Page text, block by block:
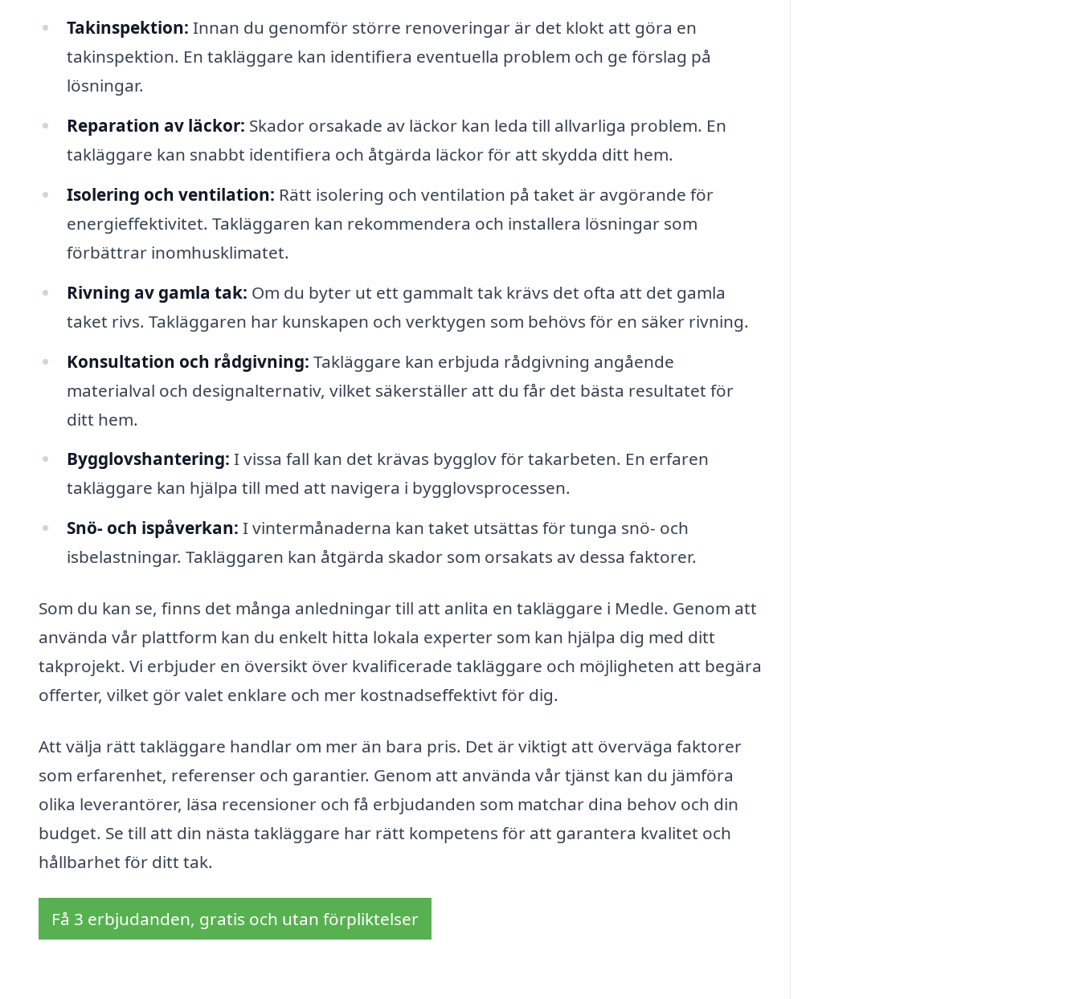
Takinspektion: Innan du genomför större renoveringar är det klokt att göra en
takinspektion. En takläggare kan identifiera eventuella problem och ge förslag på
lösningar.
Reparation av läckor: Skador orsakade av läckor kan leda till allvarliga problem. En
takläggare kan snabbt identifiera och åtgärda läckor för att skydda ditt hem.
Isolering och ventilation: Rätt isolering och ventilation på taket är avgörande för
energieffektivitet. Takläggaren kan rekommendera och installera lösningar som
förbättrar inomhusklimatet.
Rivning av gamla tak: Om du byter ut ett gammalt tak krävs det ofta att det gamla
taket rivs. Takläggaren har kunskapen och verktygen som behövs för en säker rivning.
Konsultation och rådgivning: Takläggare kan erbjuda rådgivning angående
materialval och designalternativ, vilket säkerställer att du får det bästa resultatet för
ditt hem.
Bygglovshantering: I vissa fall kan det krävas bygglov för takarbeten. En erfaren
takläggare kan hjälpa till med att navigera i bygglovsprocessen.
Snö- och ispåverkan: I vintermånaderna kan taket utsättas för tunga snö- och
isbelastningar. Takläggaren kan åtgärda skador som orsakats av dessa faktorer.
Som du kan se, finns det många anledningar till att anlita en takläggare i Medle. Genom att
använda vår plattform kan du enkelt hitta lokala experter som kan hjälpa dig med ditt
takprojekt. Vi erbjuder en översikt över kvalificerade takläggare och möjligheten att begära
offerter, vilket gör valet enklare och mer kostnadseffektivt för dig.
Att välja rätt takläggare handlar om mer än bara pris. Det är viktigt att överväga faktorer
som erfarenhet, referenser och garantier. Genom att använda vår tjänst kan du jämföra
olika leverantörer, läsa recensioner och få erbjudanden som matchar dina behov och din
budget. Se till att din nästa takläggare har rätt kompetens för att garantera kvalitet och
hållbarhet för ditt tak.
Få 3 erbjudanden, gratis och utan förpliktelser